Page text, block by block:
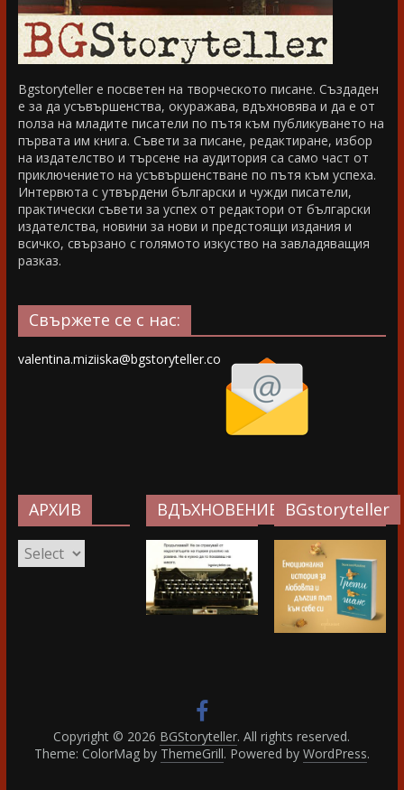
Bgstoryteller е посветен на творческото писане. Създаден
е за да усъвършенства, окуражава, вдъхновява и да е от
полза на младите писатели по пътя към публикуването на
първата им книга. Съвети за писане, редактиране, избор
на издателство и търсене на аудитория са само част от
приключението на усъвършенстване по пътя към успеха.
Интервюта с утвърдени български и чужди писатели,
практически съвети за успех от редактори от български
издателства, новини за нови и предстоящи издания и
всичко, свързано с голямото изкуство на завладяващия
разказ.
Свържете се с нас:
valentina.miziiska@bgstoryteller.co
АРХИВ
АРХИВ
ВДЪХНОВЕНИЕ…BGstoryteller
Copyright © 2026 BGStoryteller. All rights reserved.
Theme: ColorMag by ThemeGrill. Powered by WordPress.